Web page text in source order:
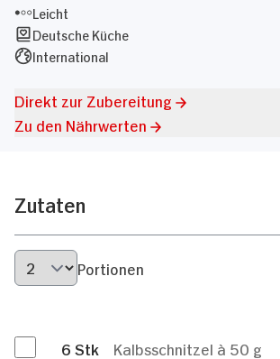
Leicht
Deutsche Küche
International
Direkt zur Zubereitung
Zu den Nährwerten
Zutaten
Portionen
6 Stk
Kalbsschnitzel à 50 g